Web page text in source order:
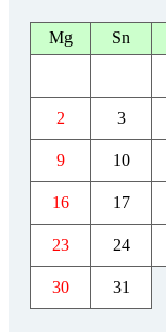
Mg Sn
2 3
9 10
16 17
23 24
30 31